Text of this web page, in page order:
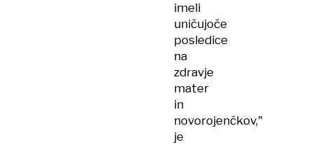
imeli
uničujoče
posledice
na
zdravje
mater
in
novorojenčkov,"
je